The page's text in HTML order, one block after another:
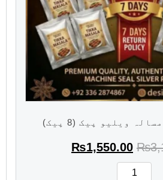
ویلیو پیک (8 پیک)
₨
₨1,550.00